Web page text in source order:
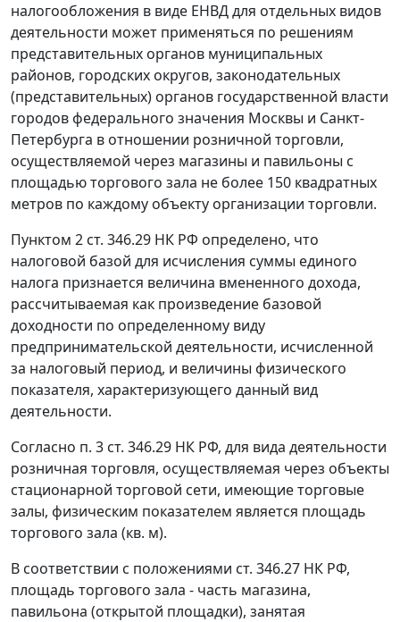
налогообложения в виде ЕНВД для отдельных видов
деятельности может применяться по решениям
представительных органов муниципальных
районов, городских округов, законодательных
(представительных) органов государственной власти
городов федерального значения Москвы и Санкт-
Петербурга в отношении розничной торговли,
осуществляемой через магазины и павильоны с
площадью торгового зала не более 150 квадратных
метров по каждому объекту организации торговли.
Пунктом 2 ст. 346.29 НК РФ определено, что
налоговой базой для исчисления суммы единого
налога признается величина вмененного дохода,
рассчитываемая как произведение базовой
доходности по определенному виду
предпринимательской деятельности, исчисленной
за налоговый период, и величины физического
показателя, характеризующего данный вид
деятельности.
Согласно п. 3 ст. 346.29 НК РФ, для вида деятельности
розничная торговля, осуществляемая через объекты
стационарной торговой сети, имеющие торговые
залы, физическим показателем является площадь
торгового зала (кв. м).
В соответствии с положениями ст. 346.27 НК РФ,
площадь торгового зала - часть магазина,
павильона (открытой площадки), занятая